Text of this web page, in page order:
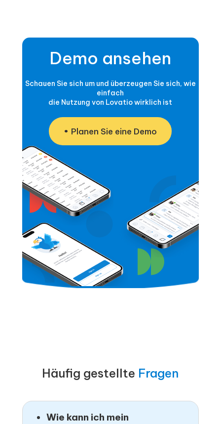
Demo ansehen
Schauen Sie sich um und überzeugen Sie sich, wie
einfach
die Nutzung von Lovatio wirklich ist
Planen Sie eine Demo
Häufig gestellte Fragen
Wie kann ich mein